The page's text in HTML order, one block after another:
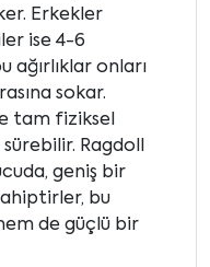
Erkekler
ise 4-6
ağırlıklar onları
sokar.
tam fiziksel
Ragdoll
geniş bir
bu
de güçlü bir